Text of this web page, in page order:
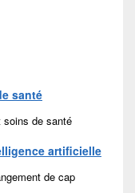
santé
de santé
artificielle
de cap